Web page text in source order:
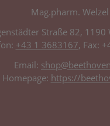
Mag.pharm. Welzel
Straße 82, 1190
+43 1 3683167, Fax:
Email:
Homepage: https://